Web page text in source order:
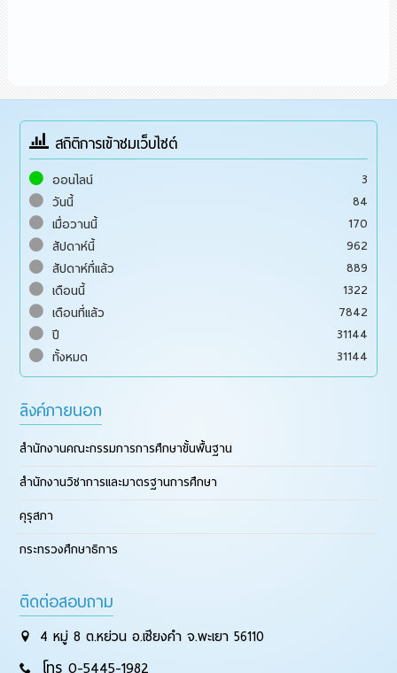
สถิติการเข้าชมเว็บไซต์
ออนไลน์
3
วันนี้
84
เมื่อวานนี้
170
สัปดาห์นี้
962
สัปดาห์ที่แล้ว
889
เดือนนี้
1322
เดือนที่แล้ว
7842
ปี
31144
ทั้งหมด
31144
ลิงค์ภายนอก
สำนักงานคณะกรรมการการศึกษาขั้นพื้นฐาน
สำนักงานวิชาการและมาตรฐานการศึกษา
คุรุสภา
กระทรวงศึกษาธิการ
ติดต่อสอบถาม
4 หมู่ 8 ต.หย่วน อ.เชียงคำ จ.พะเยา 56110
โทร 0-5445-1982